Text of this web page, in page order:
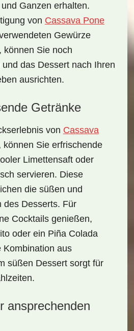
Ganzen erhalten.
von Cassava Pone
Gewürze
können Sie noch
das Dessert nach Ihren
ausrichten.
Getränke
von Cassava
Sie erfrischende
Limettensaftoder
servieren. Diese
die süßen und
des Desserts. Für
Cocktails genießen,
oder ein Piña Colada
Kombination aus
süßen Dessert sorgt für
ansprechenden